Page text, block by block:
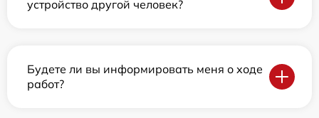
устройство другой человек?
Будете ли вы информировать меня о ходе
работ?